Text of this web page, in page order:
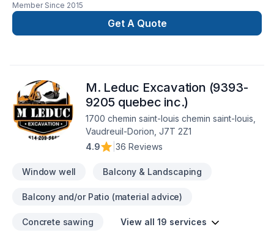
et outillés pour offrir un service à la hauteur de vos
exigences. Un produit de qualité maintiendra son bon
fonctionnement ainsi que son étanchéité tout au long de sa
Member Since 2015
Get A Quote
M. Leduc Excavation (9393-
9205 quebec inc.)
1700 chemin saint-louis chemin saint-louis,
Vaudreuil-Dorion, J7T 2Z1
4.9
36 Reviews
Window well Balcony & Landscaping
Balcony and/or Patio (material advice)
Concrete sawing View all 19 services